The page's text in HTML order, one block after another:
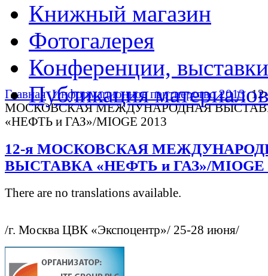
Книжный магазин
Фотогалерея
Конференции, выставки
Публикация материалов
Главная Информационное партнерство 2013
МОСКОВСКАЯ МЕЖДУНАРОДНАЯ
«НЕФТЬ и ГАЗ»/MIOGE 2013
12-я МОСКОВСКАЯ
ВЫСТАВКА «НЕФТЬ и ГАЗ»/MIOGE
There are no translations available.
/г. Москва ЦВК «Экспоцентр»/ 25-28 июня/